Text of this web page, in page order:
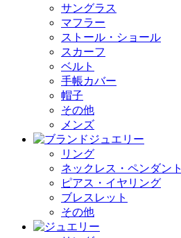
サングラス
マフラー
ストール・ショール
スカーフ
ベルト
手帳カバー
帽子
その他
メンズ
リング
ネックレス・ペンダント
ピアス・イヤリング
ブレスレット
その他